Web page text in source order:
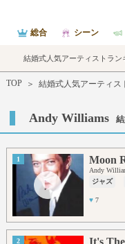
総合 シーン
結婚式人気アーティストラン
TOP ＞ 結婚式人気アーティス
Andy Williams
1 Moon
Andy
ジャズ
♥ 7
2 It's